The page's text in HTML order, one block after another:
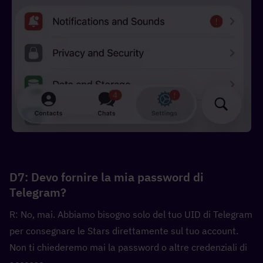
D7: Devo fornire la mia password di
Telegram?
R: No, mai. Abbiamo bisogno solo del tuo UID di Telegram
per consegnare le Stars direttamente sul tuo account.
Non ti chiederemo mai la password o altre credenziali di